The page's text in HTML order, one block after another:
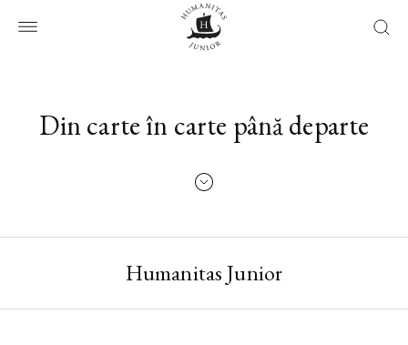
Din carte în carte până departe
Humanitas Junior